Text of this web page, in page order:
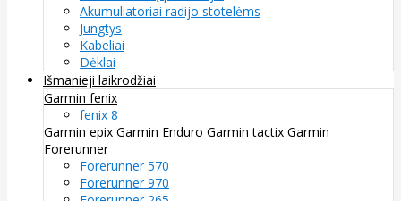
Akumuliatoriai radijo stotelėms
Jungtys
Kabeliai
Dėklai
Išmanieji laikrodžiai
Garmin fenix
fenix 8
Garmin epix Garmin Enduro Garmin tactix Garmin
Forerunner
Forerunner 570
Forerunner 970